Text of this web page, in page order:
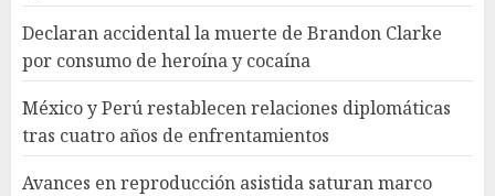
Declaran accidental la muerte de Brandon Clarke
por consumo de heroína y cocaína
México y Perú restablecen relaciones diplomáticas
tras cuatro años de enfrentamientos
Avances en reproducción asistida saturan marco
5
Avances en reproducción
asistida saturan marco legal
AGOSTO 8, 2026